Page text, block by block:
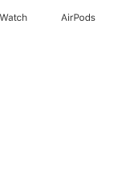
Watch AirPods